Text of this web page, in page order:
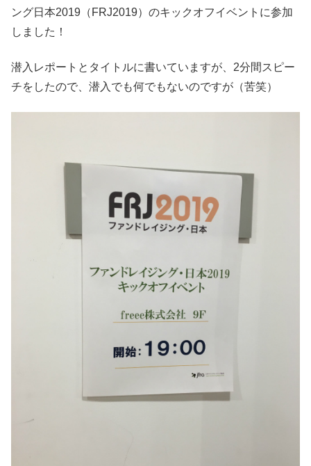
ング日本2019（FRJ2019）のキックオフイベントに参加
しました！
潜入レポートとタイトルに書いていますが、2分間スピー
チをしたので、潜入でも何でもないのですが（苦笑）